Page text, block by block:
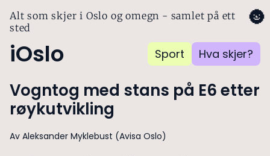
Alt som skjer i Oslo og omegn - samlet på ett
sted
iOslo Sport Hva skjer?
🌚
Vogntog med stans på E6 etter
røykutvikling
Av Aleksander Myklebust (Avisa Oslo)